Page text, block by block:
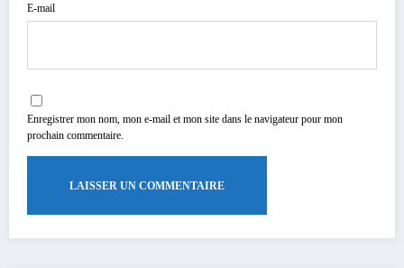
E-mail
Enregistrer mon nom, mon e-mail et mon site dans le navigateur pour mon
prochain commentaire.